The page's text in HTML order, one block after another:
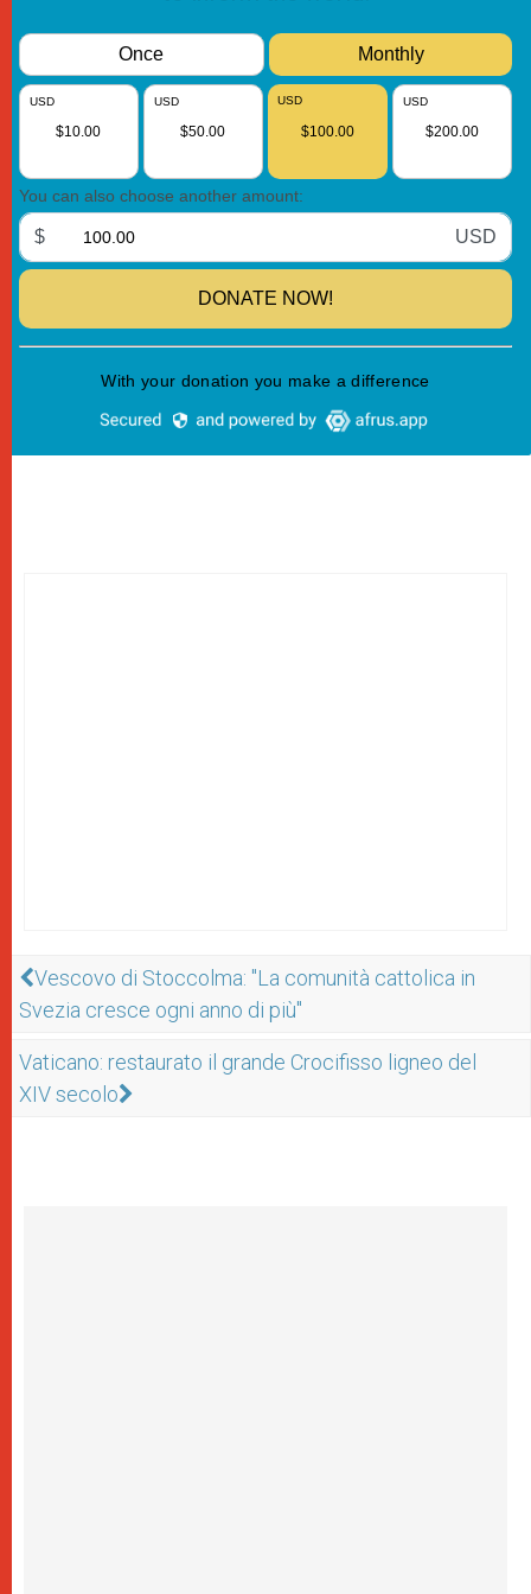
Vescovo di Stoccolma: "La comunità cattolica in
Svezia cresce ogni anno di più"
Vaticano: restaurato il grande Crocifisso ligneo del
XIV secolo